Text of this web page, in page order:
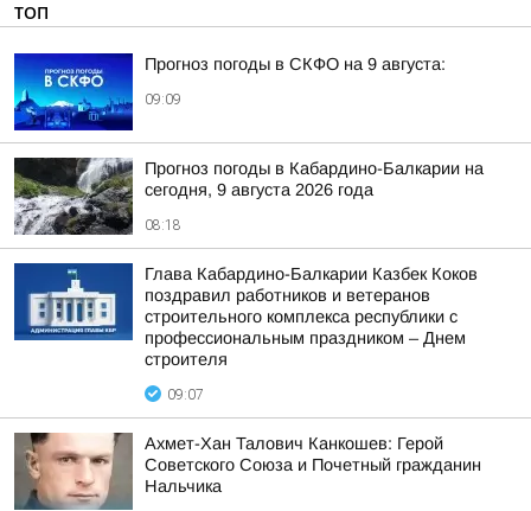
ТОП
Прогноз погоды в СКФО на 9 августа:
09:09
Прогноз погоды в Кабардино-Балкарии на
сегодня, 9 августа 2026 года
08:18
Глава Кабардино-Балкарии Казбек Коков
поздравил работников и ветеранов
строительного комплекса республики с
профессиональным праздником – Днем
строителя
09:07
Ахмет-Хан Талович Канкошев: Герой
Советского Союза и Почетный гражданин
Нальчика